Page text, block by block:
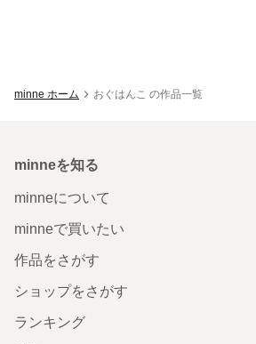
minne ホーム おぐはんこ の作品一覧
minneを知る
minneについて
minneで買いたい
作品をさがす
ショップをさがす
ランキング